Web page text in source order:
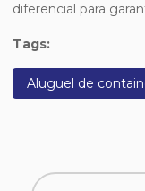
diferencial para
Tags:
Aluguel de